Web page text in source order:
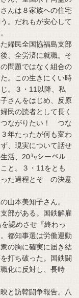
んは８家族への住宅
。だれもが安心して
婦民全国協福島支部
、全労済に就職。そ
問題ではなく組合の
。この生きにくい時
。３・11以降、私
さんをはじめ、反原
民の読者として長く
つながりたい！ つな
年たったが何も変わ
、現実について話せ
活、20㍉シーベル
と。３・11をとも
った過程とそ の決意
山本美知子さん。
部がある。国鉄解雇
認めさせ『終わっ
都知事選は労働運動
の胸に確実に届き結
打ち破った。国鉄闘
化に反対し、長時
と訪韓闘争報告。八